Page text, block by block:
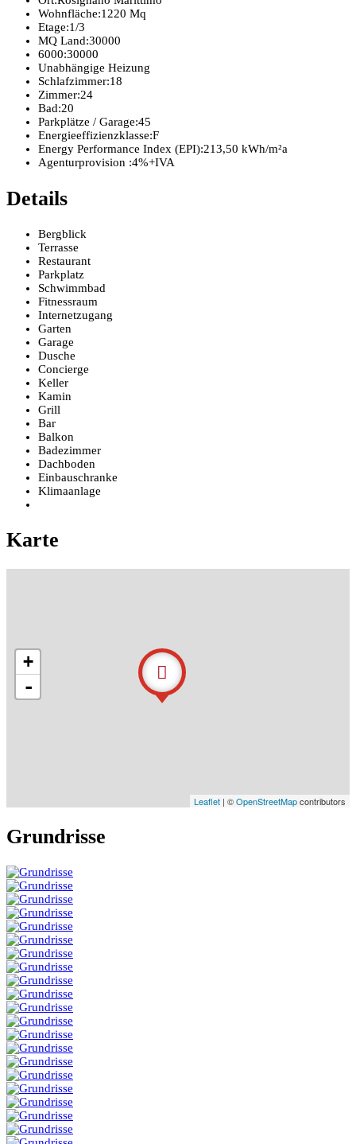
Wohnfläche:1220 Mq
Etage:1/3
MQ Land:30000
6000:30000
Unabhängige Heizung
Schlafzimmer:18
Zimmer:24
Bad:20
Parkplätze / Garage:45
Energieeffizienzklasse:F
Energy Performance Index (EPI):213,50 kWh/m²a
Agenturprovision :4%+IVA
Details
Bergblick
Terrasse
Restaurant
Parkplatz
Schwimmbad
Fitnessraum
Internetzugang
Garten
Garage
Dusche
Concierge
Keller
Kamin
Grill
Bar
Balkon
Badezimmer
Dachboden
Einbauschranke
Klimaanlage
Karte
+
-
Leaflet | ©OpenStreetMapcontributors
Grundrisse